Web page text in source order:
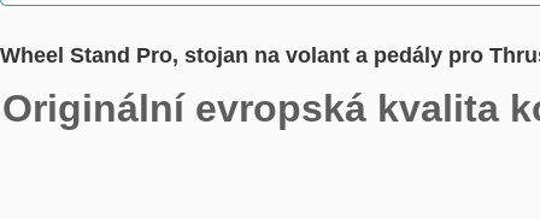
Wheel Stand Pro, stojan na volant a pedály pro
Originální evropská kvalita